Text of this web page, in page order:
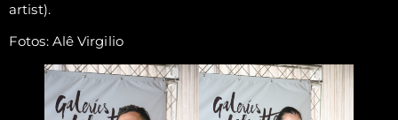
artist).
Fotos: Alê Virgilio